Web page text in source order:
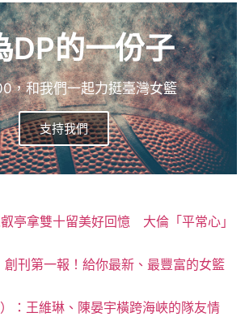
DP的一份子
，和我們一起力挺臺灣女籃
支持我們
叡亭拿雙十留美好回憶 大倫「平常心」
創刊第一報！給你最新、最豐富的女籃
：王維琳、陳晏宇橫跨海峽的隊友情